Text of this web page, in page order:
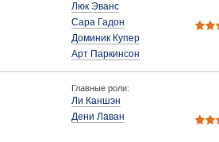
Люк Эванс
Сара Гадон
Доминик Купер
Арт Паркинсон
Главные роли:
Ли Каншэн
Дени Лаван